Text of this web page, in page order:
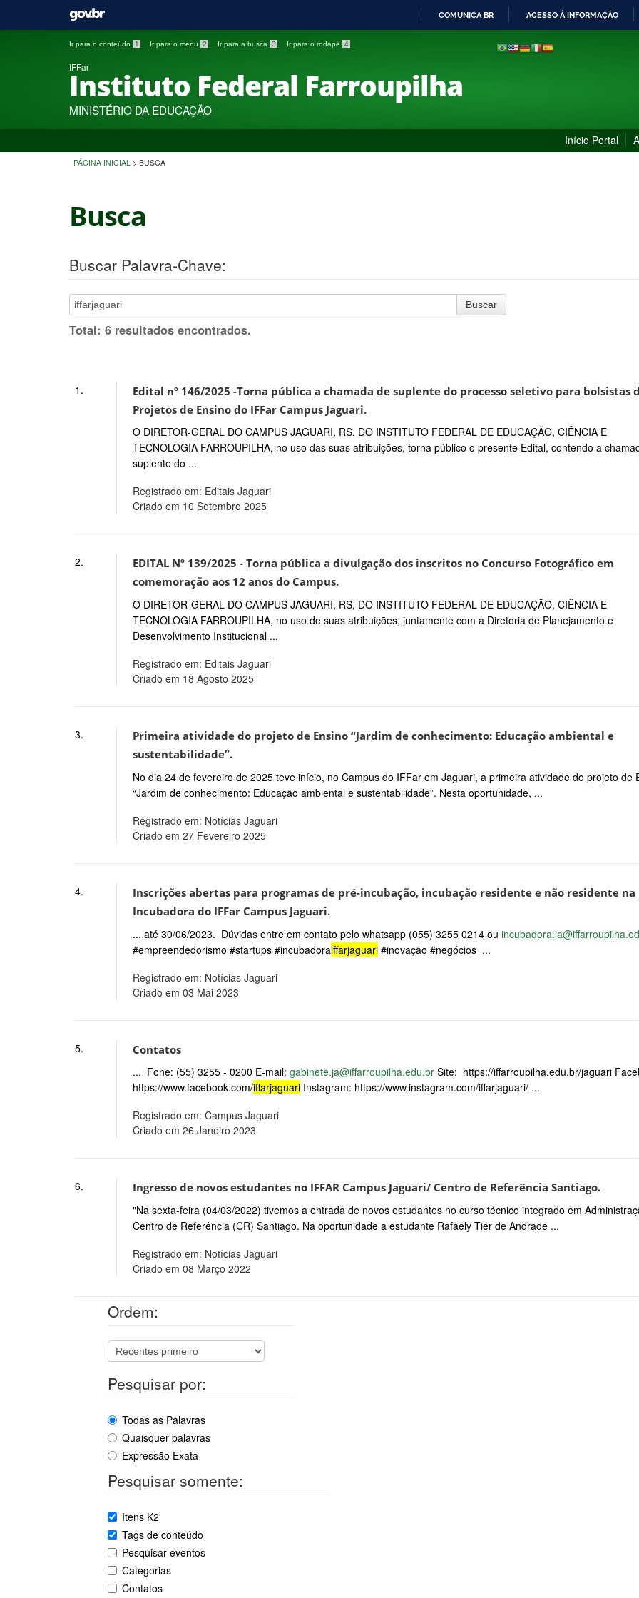
PARA
COMUNICA BR ACESSO À INFORMAÇÃO
Ir para o conteúdo 1 Ir para o menu 2 Ir para a busca 3 Ir para o rodapé 4
IFFar
Instituto Federal Farroupilha
MINISTÉRIO DA EDUCAÇÃO
Início Portal
PÁGINA INICIAL > BUSCA
Busca
Buscar Palavra-Chave:
Buscar
Total: 6 resultados encontrados.
Edital nº 146/2025 -Torna pública a chamada de suplente do processo seletivo para bolsistas
Projetos de Ensino do IFFar Campus Jaguari.
O DIRETOR-GERAL DO CAMPUS JAGUARI, RS, DO INSTITUTO FEDERAL DE EDUCAÇÃO, CIÊNCIA E
TECNOLOGIA FARROUPILHA, no uso das suas atribuições, torna público o presente Edital, contendo a
suplente do ...
Registrado em: Editais Jaguari
Criado em 10 Setembro 2025
1.
EDITAL Nº 139/2025 - Torna pública a divulgação dos inscritos no Concurso Fotográfico em
comemoração aos 12 anos do Campus.
O DIRETOR-GERAL DO CAMPUS JAGUARI, RS, DO INSTITUTO FEDERAL DE EDUCAÇÃO, CIÊNCIA E
TECNOLOGIA FARROUPILHA, no uso de suas atribuições, juntamente com a Diretoria de Planejamento e
Desenvolvimento Institucional ...
Registrado em: Editais Jaguari
Criado em 18 Agosto 2025
2.
Primeira atividade do projeto de Ensino “Jardim de conhecimento: Educação ambiental e
sustentabilidade”.
No dia 24 de fevereiro de 2025 teve início, no Campus do IFFar em Jaguari, a primeira atividade do projeto de
“Jardim de conhecimento: Educação ambiental e sustentabilidade”. Nesta oportunidade, ...
Registrado em: Notícias Jaguari
Criado em 27 Fevereiro 2025
3.
Inscrições abertas para programas de pré-incubação, incubação residente e não residente na
Incubadora do IFFar Campus Jaguari.
... até 30/06/2023. Dúvidas entre em contato pelo whatsapp (055) 3255 0214 ou
#empreendedorismo #startups #incubadoraiffarjaguari#inovação #negócios ...
Registrado em: Notícias Jaguari
Criado em 03 Mai 2023
4.
Contatos
... Fone: (55) 3255 - 0200 E-mail: gabinete.ja@iffarroupilha.edu.brSite: https://iffarroupilha.edu.br/jaguari
https://www.facebook.com/iffarjaguariInstagram: https://www.instagram.com/iffarjaguari/ ...
Registrado em: Campus Jaguari
Criado em 26 Janeiro 2023
5.
Ingresso de novos estudantes no IFFAR Campus Jaguari/ Centro de Referência Santiago.
"Na sexta-feira (04/03/2022) tivemos a entrada de novos estudantes no curso técnico integrado em
Centro de Referência (CR) Santiago. Na oportunidade a estudante Rafaely Tier de Andrade ...
Registrado em: Notícias Jaguari
Criado em 08 Março 2022
6.
Ordem:
Pesquisar por:
Todas as Palavras
Quaisquer palavras
Expressão Exata
Pesquisar somente:
Itens K2
Tags de conteúdo
Pesquisar eventos
Categorias
Contatos